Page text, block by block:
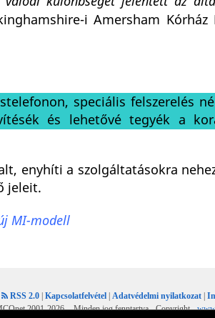
i Amersham Kórház
speciális felszerelés
és lehetővé tegyék a
enyhíti a szolgáltatásokra
jeleit.
MI-modell
RSS 2.0 Kapcsolatfelvétel Adatvédelmi nyilatkozat
2001-2026. - Minden jog fenntartva - Copyright -